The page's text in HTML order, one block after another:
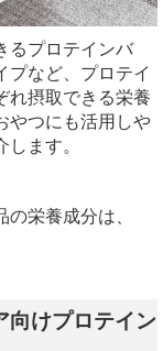
るプロテインバ
プなど、プロテイ
れ摂取できる栄養
やつにも活用しや
ます。
栄養成分は、
向けプロテイン